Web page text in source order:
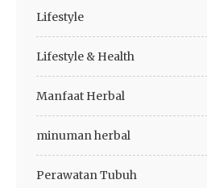
Lifestyle
Lifestyle & Health
Manfaat Herbal
minuman herbal
Perawatan Tubuh